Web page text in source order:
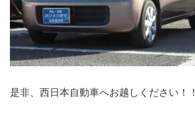
是非、西日本自動車へお越しください！！